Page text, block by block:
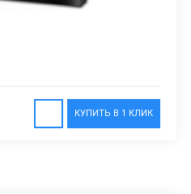
КУПИТЬ В 1 КЛИК